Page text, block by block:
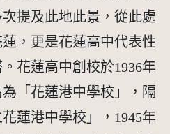
提及此地此景，從此處
，更是花蓮高中代表性
花蓮高中創校於1936年
為「花蓮港中學校」，隔
蓮港中學校」，1945年